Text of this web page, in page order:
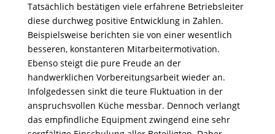
Tatsächlich bestätigen viele erfahrene Betriebsleiter
diese durchweg positive Entwicklung in Zahlen.
Beispielsweise berichten sie von einer wesentlich
besseren, konstanteren Mitarbeitermotivation.
Ebenso steigt die pure Freude an der
handwerklichen Vorbereitungsarbeit wieder an.
Infolgedessen sinkt die teure Fluktuation in der
anspruchsvollen Küche messbar. Dennoch verlangt
das empfindliche Equipment zwingend eine sehr